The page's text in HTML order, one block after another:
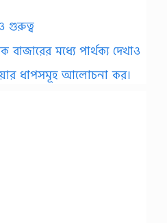
ও গুরুত্ব
বাজারের মধ্যে পার্থক্য দেখাও
ধাপসমূহ আলোচনা কর।